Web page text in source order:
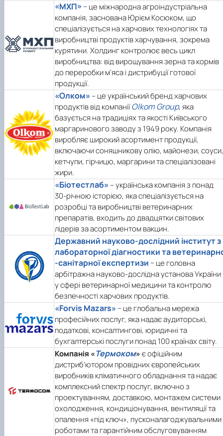
«МХП» − це міжнародна агроіндустріальна
компанія, заснована Юрієм Косюком, що
спеціалізується на харчових технологіях та
виробництві продуктів харчування, зокрема
курятини. Холдинг контролює весь цикл
виробництва: від вирощування зерна та кормів
до переробки м'яса і дистрибуції готової
продукції.
«Олком» – це український бренд харчових
продуктів від компаніїOlkom Group, яка
базується на традиціях та якості Київського
маргаринового заводу з 1949 року. Компанія
виробляє широкий асортимент продукції,
включаючи соняшникову олію, майонези, соуси,
кетчупи, гірчицю, маргарини та спеціалізовані
жири.
«Біотестлаб» – українська компанія з понад
30-річною історією, яка спеціалізується на
розробці та виробництві ветеринарних
препаратів, входить до двадцятки світових
лідерів за асортиментом вакцин.
Державний науково-дослідний інститут з
лабораторної діагностики та
-санітарної експертизи − це головна
арбітражна науково-дослідна установа України
у сфері ветеринарної медицини та контролю
безпечності харчових продуктів.
«Forvis Mazars» − це глобальна мережа
професійних послуг, яка надає аудиторські,
податкові, консалтингові, юридичні та
бухгалтерські послуги понад 100 країнах світу.
Компанія «Термоком»є офіційним
дистриб’ютором провідних європейських
виробників кліматичного обладнання та надає
комплексний спектр послуг, включно з
проектуванням, доставкою, монтажем системи
охолодження, кондиціонування, вентиляції та
опалення «під ключ», пусконалагоджувальними
роботами та гарантійним обслуговуванням